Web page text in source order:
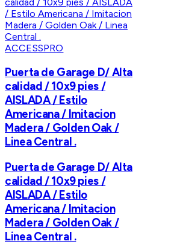
ACCESSPRO
Puerta de Garage D/ Alta
calidad / 10x9 pies /
AISLADA / Estilo
Americana / Imitacion
Madera / Golden Oak /
Linea Central .
Puerta de Garage D/ Alta
calidad / 10x9 pies /
AISLADA / Estilo
Americana / Imitacion
Madera / Golden Oak /
Linea Central .